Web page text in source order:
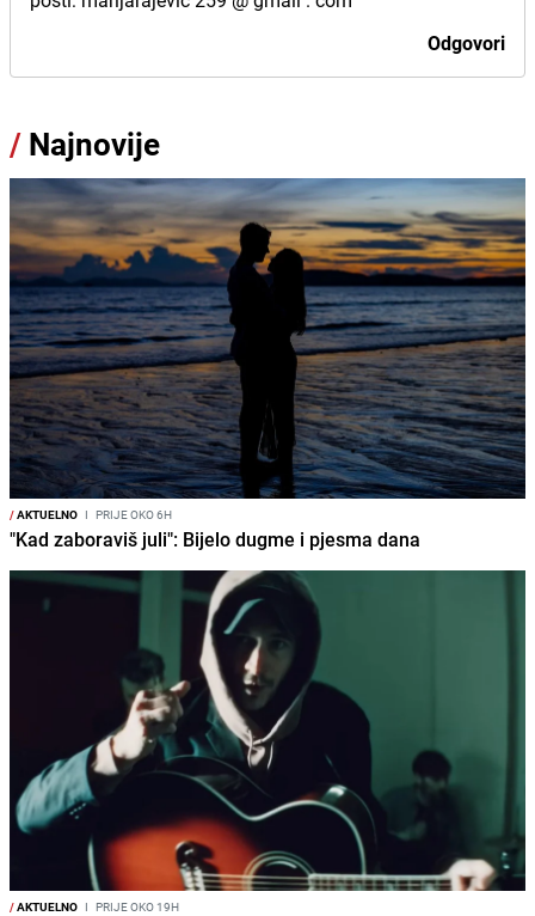
Odgovori
/ Najnovije
/AKTUELNO I PRIJE OKO 6H
"Kad zaboraviš juli": Bijelo dugme i pjesma dana
/AKTUELNO I PRIJE OKO 19H